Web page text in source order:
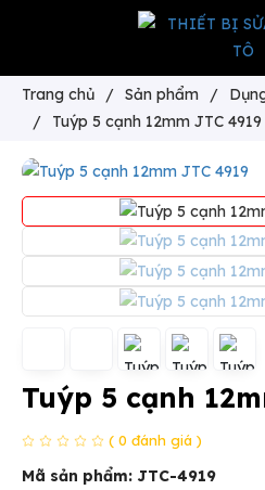
Trang chủ / Sản phẩm /
/
Tuýp 5 cạnh 12mm JTC 4919
Tuýp 5 cạnh
( 0 đánh giá )
Mã sản phẩm: JTC-4919